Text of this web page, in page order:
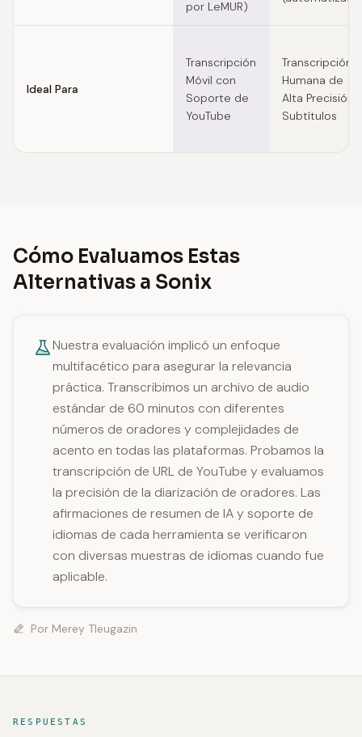
por LeMUR)
Ideal Para
Transcripción
Móvil con
Soporte de
YouTube
Transcripción
Humana de
Alta Precisión
Subtítulos
Cómo Evaluamos Estas
Alternativas a Sonix
Nuestra evaluación implicó un enfoque
multifacético para asegurar la relevancia
práctica. Transcribimos un archivo de audio
estándar de 60 minutos con diferentes
números de oradores y complejidades de
acento en todas las plataformas. Probamos la
transcripción de URL de YouTube y evaluamos
la precisión de la diarización de oradores. Las
afirmaciones de resumen de IA y soporte de
idiomas de cada herramienta se verificaron
con diversas muestras de idiomas cuando fue
aplicable.
Por Merey Tleugazin
RESPUESTAS